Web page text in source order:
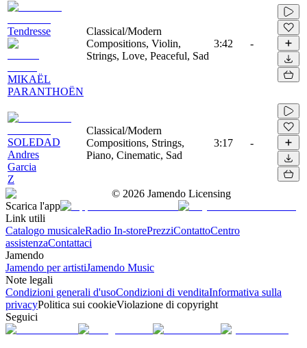
Tendresse
MIKAËL
PARANTHOËN
Classical/Modern
Compositions, Violin,
Strings, Love, Peaceful, Sad
3:42 -
SOLEDAD
Andres
Garcia
Z
Classical/Modern
Compositions, Strings,
Piano, Cinematic, Sad
3:17 -
© 2026 Jamendo Licensing
Scarica l'app
Link utili
Catalogo musicaleRadio In-storePrezziContattoCentro
assistenzaContattaci
Jamendo
Jamendo per artistiJamendo Music
Note legali
Condizioni generali d'usoCondizioni di venditaInformativa sulla
privacyPolitica sui cookieViolazione di copyright
Seguici